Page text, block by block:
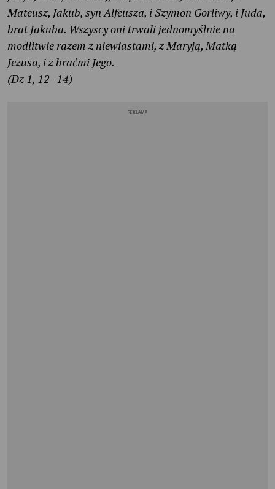
Mateusz, Jakub, syn Alfeusza, i Szymon Gorliwy, i Juda,
brat Jakuba. Wszyscy oni trwali jednomyślnie na
modlitwie razem z niewiastami, z Maryją, Matką
Jezusa, i z braćmi Jego.
(Dz 1, 12–14)
REKLAMA